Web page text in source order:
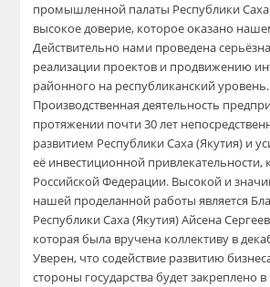
промышленной палаты Республики Саха
высокое доверие, которое оказано
Действительно нами проведена
реализации проектов и продвижению
районного на республиканский уровень.
Производственная деятельность
протяжении почти 30 лет
развитием Республики Саха (Якутия) и
её инвестиционной привлекательности,
Российской Федерации. Высокой и
нашей проделанной работы является
Республики Саха (Якутия) Айсена
которая была вручена коллективу в
Уверен, что содействие развитию
стороны государства будет закреплено